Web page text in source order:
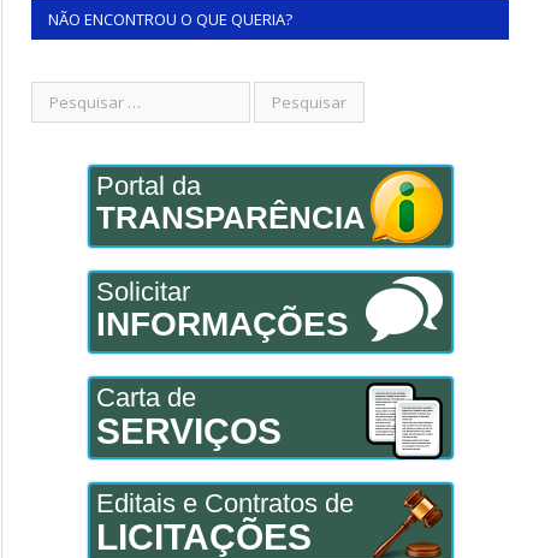
NÃO ENCONTROU O QUE QUERIA?
Portal da
TRANSPARÊNCIA
Solicitar
INFORMAÇÕES
Carta de
SERVIÇOS
Editais e Contratos de
LICITAÇÕES